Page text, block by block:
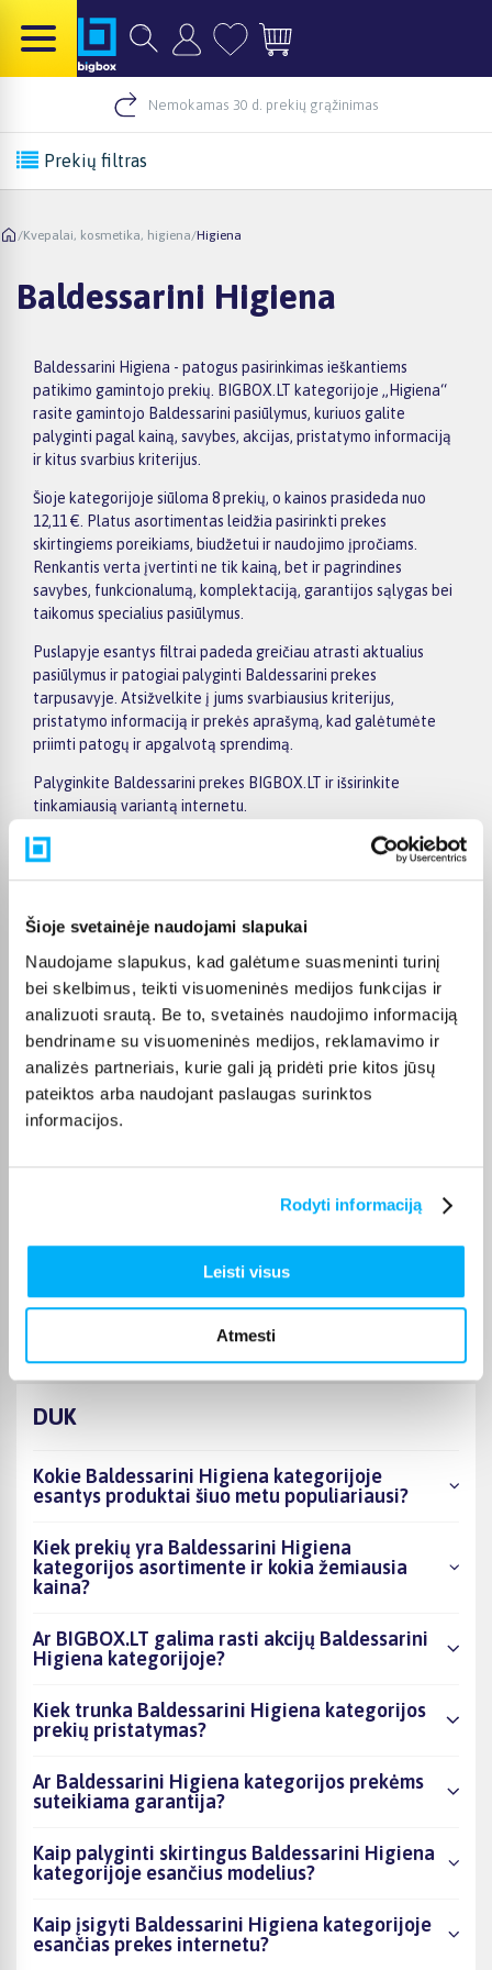
Šioje svetainėje naudojami slapukai
Naudojame slapukus, kad galėtume suasmeninti turinį
bei skelbimus, teikti visuomeninės medijos funkcijas ir
analizuoti srautą. Be to, svetainės naudojimo informaciją
bendriname su visuomeninės medijos, reklamavimo ir
analizės partneriais, kurie gali ją pridėti prie kitos jūsų
pateiktos arba naudojant paslaugas surinktos
informacijos.
Rodyti informaciją
Leisti visus
Atmesti
Nemokamas 30 d. prekių grąžinimas
Prekių filtras
/Kvepalai, kosmetika, higiena/Higiena
Baldessarini Higiena
Baldessarini Higiena - patogus pasirinkimas ieškantiems
patikimo gamintojo prekių. BIGBOX.LT kategorijoje „Higiena“
rasite gamintojo Baldessarini pasiūlymus, kuriuos galite
palyginti pagal kainą, savybes, akcijas, pristatymo informaciją
ir kitus svarbius kriterijus.
Šioje kategorijoje siūloma 8 prekių, o kainos prasideda nuo
12,11 €. Platus asortimentas leidžia pasirinkti prekes
skirtingiems poreikiams, biudžetui ir naudojimo įpročiams.
Renkantis verta įvertinti ne tik kainą, bet ir pagrindines
savybes, funkcionalumą, komplektaciją, garantijos sąlygas bei
taikomus specialius pasiūlymus.
Puslapyje esantys filtrai padeda greičiau atrasti aktualius
pasiūlymus ir patogiai palyginti Baldessarini prekes
tarpusavyje. Atsižvelkite į jums svarbiausius kriterijus,
pristatymo informaciją ir prekės aprašymą, kad galėtumėte
priimti patogų ir apgalvotą sprendimą.
Palyginkite Baldessarini prekes BIGBOX.LT ir išsirinkite
tinkamiausią variantą internetu.
Pirkėjų atsiliepimai apie prekes
Laima M.
Patvirtintas pirkėjas
JOKŪBAS V.
Monika D.
Puikiai.
DUK
Kokie Baldessarini Higiena kategorijoje
esantys produktai šiuo metu populiariausi?
Kiek prekių yra Baldessarini Higiena
kategorijos asortimente ir kokia žemiausia
kaina?
Ar BIGBOX.LT galima rasti akcijų Baldessarini
Higiena kategorijoje?
Kiek trunka Baldessarini Higiena kategorijos
prekių pristatymas?
Ar Baldessarini Higiena kategorijos prekėms
suteikiama garantija?
Kaip palyginti skirtingus Baldessarini Higiena
kategorijoje esančius modelius?
Kaip įsigyti Baldessarini Higiena kategorijoje
esančias prekes internetu?